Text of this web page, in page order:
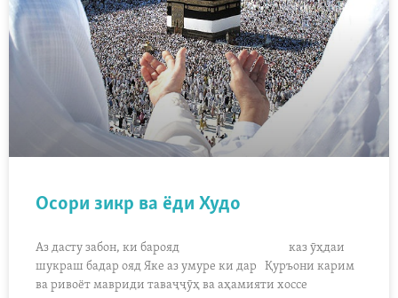
Осори зикр ва ёди Худо
Аз дасту забон, ки барояд каз ӯҳдаи
шукраш бадар ояд Яке аз умуре ки дар Қуръони карим
ва ривоёт мавриди таваҷҷӯҳ ва аҳамияти хоссе